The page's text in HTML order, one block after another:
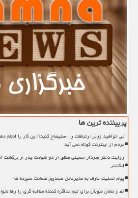
پربیننده ترین ها
می خواهید وزیر ارتباطات را استیضاح کنید؟ این کار را انجام
مردم از اینترنت کوتاه نمی آید
روایت دختر سردار حسینی مطلق از دو شهادت پدر از برگشت
انگشتر
پیام تسلیت عارف به مدیرعامل صندوق ضمانت سپرده ها
خط و نشان نبویان برای تیم مذاکره کننده مطالبه گری را رها